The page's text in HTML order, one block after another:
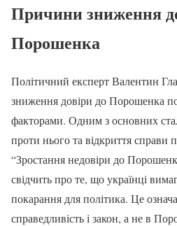
Причини зниження
Порошенка
Політичний експерт Валентин
зниження довіри до Порошенка
факторами. Одним з основних
проти нього та відкриття справи
“Зростання недовіри до
свідчить про те, що українці
покарання для політика. Це
справедливість і закон, а не в